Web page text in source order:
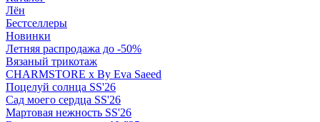
Лён
Бестселлеры
Новинки
Летняя распродажа до -50%
Вязаный трикотаж
CHARMSTORE х By Eva Saeed
Поцелуй солнца SS'26
Сад моего сердца SS'26
Мартовая нежность SS'26